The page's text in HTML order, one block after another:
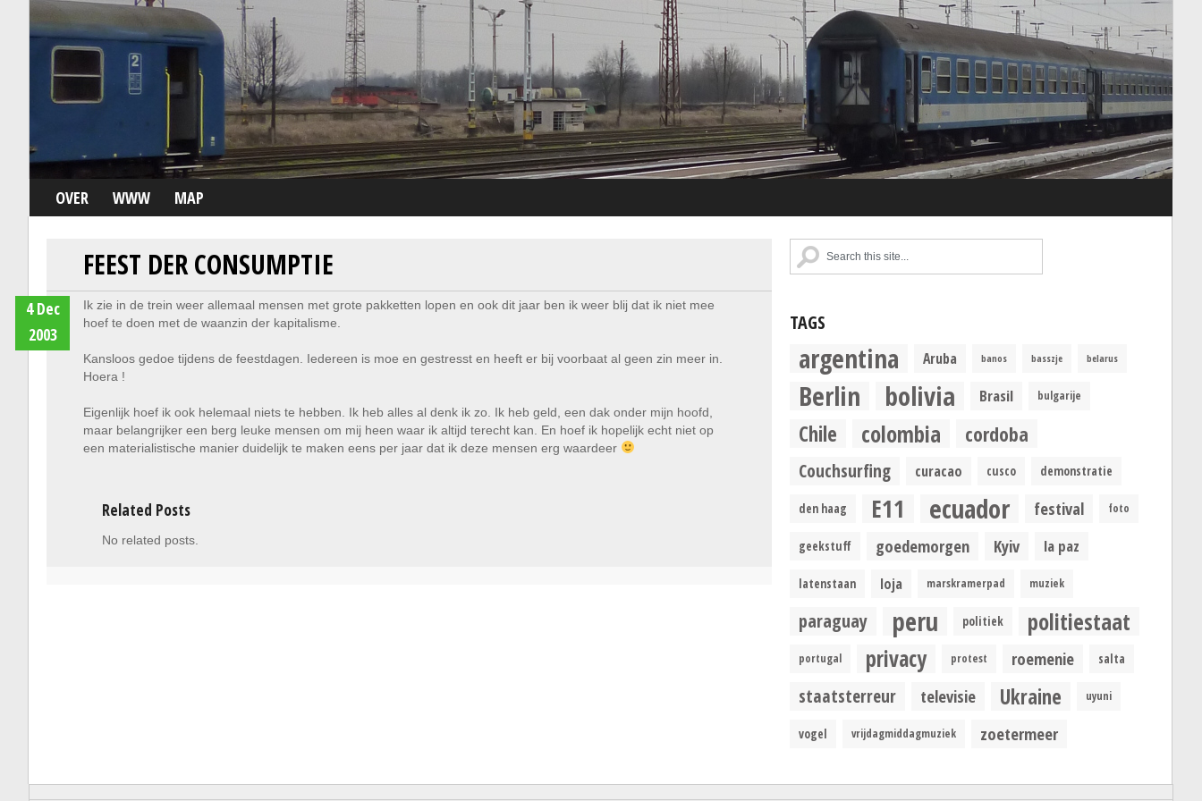
OVER WWW MAP
FEEST DER CONSUMPTIE
4 Dec
2003
Ik zie in de trein weer allemaal mensen met grote pakketten lopen en ook dit jaar ben ik weer blij dat ik niet mee
hoef te doen met de waanzin der kapitalisme.
Kansloos gedoe tijdens de feestdagen. Iedereen is moe en gestresst en heeft er bij voorbaat al geen zin meer in.
Hoera !
Eigenlijk hoef ik ook helemaal niets te hebben. Ik heb alles al denk ik zo. Ik heb geld, een dak onder mijn hoofd,
maar belangrijker een berg leuke mensen om mij heen waar ik altijd terecht kan. En hoef ik hopelijk echt niet op
een materialistische manier duidelijk te maken eens per jaar dat ik deze mensen erg waardeer
Related Posts
No related posts.
TAGS
argentina Aruba banos basszje belarus
Berlin bolivia Brasil bulgarije
Chile colombia cordoba
Couchsurfing curacao cusco demonstratie
den haag E11 ecuador festival foto
geekstuff goedemorgen Kyiv la paz
latenstaan loja marskramerpad muziek
paraguay peru politiek politiestaat
portugal privacy protest roemenie salta
staatsterreur televisie Ukraine uyuni
vogel vrijdagmiddagmuziek zoetermeer